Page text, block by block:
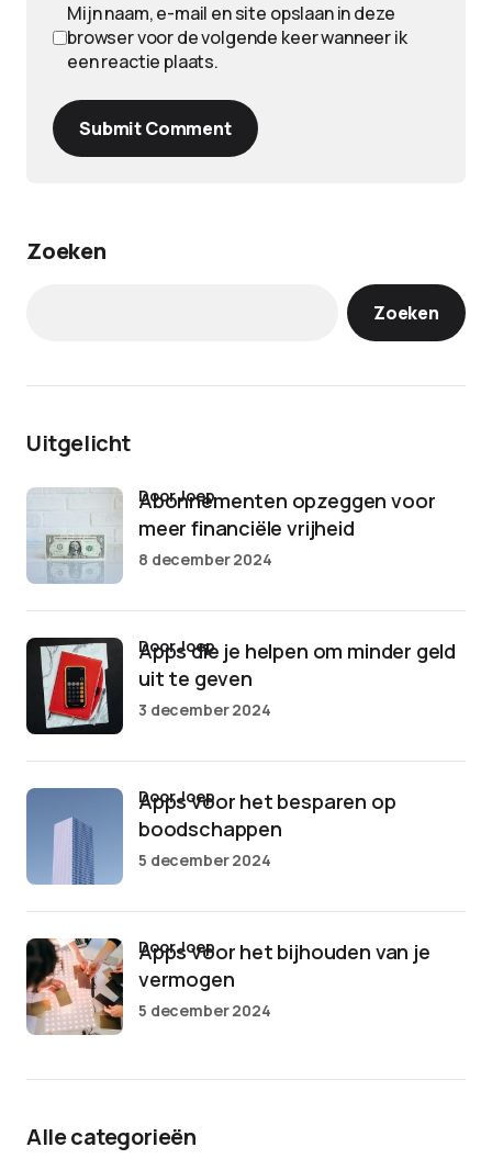
Mijn naam, e-mail en site opslaan in deze
browser voor de volgende keer wanneer ik
een reactie plaats.
Submit Comment
Zoeken
Zoeken
Uitgelicht
Abonnementen opzeggen voor
meer financiële vrijheid
door Joep
8 december 2024
Apps die je helpen om minder geld
uit te geven
door Joep
3 december 2024
Apps voor het besparen op
boodschappen
door Joep
5 december 2024
Apps voor het bijhouden van je
vermogen
door Joep
5 december 2024
Alle categorieën